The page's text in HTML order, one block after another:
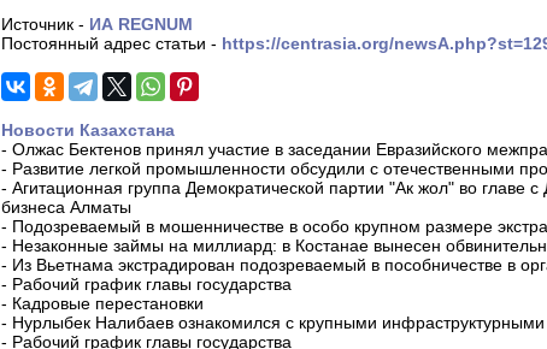
Источник - ИА REGNUM
Постоянный адрес статьи - https://centrasia.org/
Новости Казахстана
- Олжас Бектенов принял участие в заседании Евразийского
- Развитие легкой промышленности обсудили с отечественными
- Агитационная группа Демократической партии "Ак жол" во главе
бизнеса Алматы
- Подозреваемый в мошенничестве в особо крупном размере
- Незаконные займы на миллиард: в Костанае вынесен
- Из Вьетнама экстрадирован подозреваемый в пособничестве в
- Рабочий график главы государства
- Кадровые перестановки
- Нурлыбек Налибаев ознакомился с крупными
- Рабочий график главы государства